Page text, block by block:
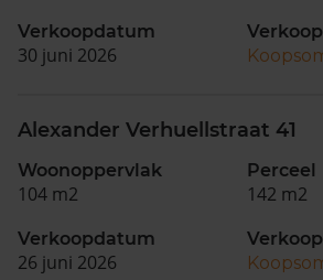
Verkoopdatum
30 juni 2026
Alexander Verhuellstraat 41
Woonoppervlak
104 m2
Perceel
142 m2
Verkoopdatum
26 juni 2026